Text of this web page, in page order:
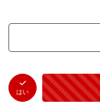
はい